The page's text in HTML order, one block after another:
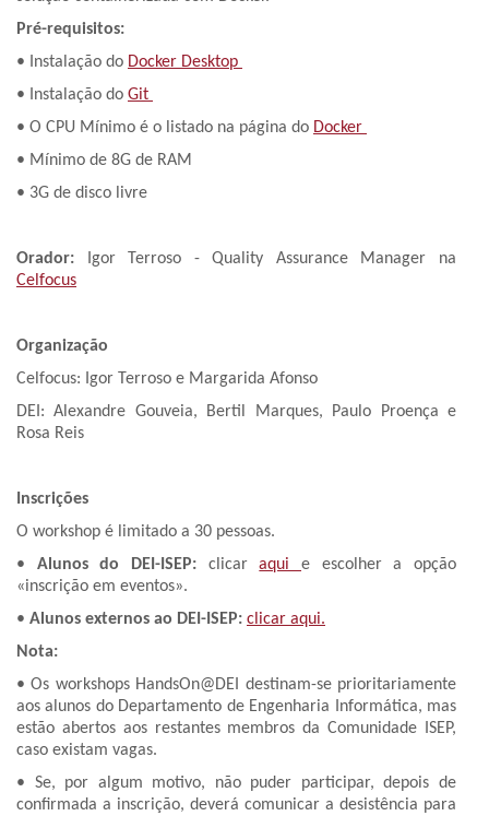
Pré-requisitos:
• Instalação do Docker Desktop
• Instalação do Git
• O CPU Mínimo é o listado na página do Docker
• Mínimo de 8G de RAM
• 3G de disco livre
Orador:
Igor Terroso - Quality Assurance Manager na
Celfocus
Organização
Celfocus: Igor Terroso e Margarida Afonso
DEI: Alexandre Gouveia, Bertil Marques, Paulo Proença e
Rosa Reis
Inscrições
O workshop é limitado a 30 pessoas.
• Alunos do DEI-ISEP: clicaraquie escolher a opção
«inscrição em eventos».
• Alunos externos ao DEI-ISEP: clicar aqui.
Nota:
• Os workshops HandsOn@DEI destinam-se prioritariamente
aos alunos do Departamento de Engenharia Informática, mas
estão abertos aos restantes membros da Comunidade ISEP,
caso existam vagas.
• Se, por algum motivo, não puder participar, depois de
confirmada a inscrição, deverá comunicar a desistência para